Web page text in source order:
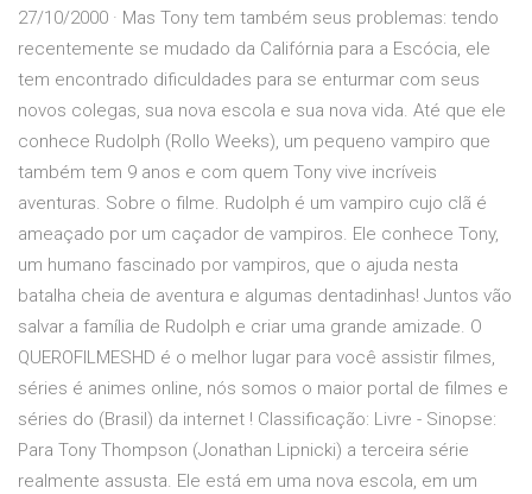
27/10/2000 · Mas Tony tem também seus problemas: tendo
recentemente se mudado da Califórnia para a Escócia, ele
tem encontrado dificuldades para se enturmar com seus
novos colegas, sua nova escola e sua nova vida. Até que ele
conhece Rudolph (Rollo Weeks), um pequeno vampiro que
também tem 9 anos e com quem Tony vive incríveis
aventuras. Sobre o filme. Rudolph é um vampiro cujo clã é
ameaçado por um caçador de vampiros. Ele conhece Tony,
um humano fascinado por vampiros, que o ajuda nesta
batalha cheia de aventura e algumas dentadinhas! Juntos vão
salvar a família de Rudolph e criar uma grande amizade. O
QUEROFILMESHD é o melhor lugar para você assistir filmes,
séries é animes online, nós somos o maior portal de filmes e
séries do (Brasil) da internet ! Classificação: Livre - Sinopse:
Para Tony Thompson (Jonathan Lipnicki) a terceira série
realmente assusta. Ele está em uma nova escola, em um